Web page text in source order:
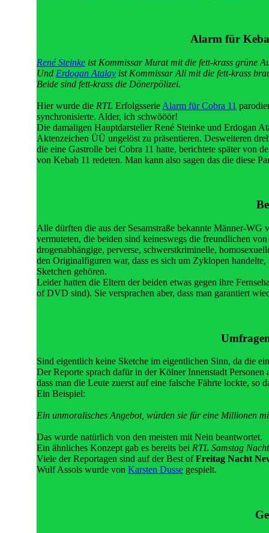
Alarm für
René Steinke ist Kommissar Murat mit die fett-krass grüne
Und Erdogan Atalay ist Kommissar Ali mit die fett-krass
Beide sind fett-krass die Dönerpölizei.
Hier wurde die RTL Erfolgsserie Alarm für Cobra 11
synchronisierte. Alder, ich schwööör!
Die damaligen Hauptdarsteller René Steinke und Erdogan
Aktenzeichen ÜÜ ungelöst zu präsentieren. Desweiteren
die eine Gastrolle bei Cobra 11 hatte, berichtete später von
von Kebab 11 redeten. Man kann also sagen das die diese
Alle dürften die aus der Sesamstraße bekannte Männer-
vermuteten, die beiden sind keineswegs die freundlichen
drogenabhängige, perverse, schwerstkriminelle,
den Originalfiguren war, dass es sich um Zyklopen
Sketchen gehören.
Leider hatten die Eltern der beiden etwas gegen ihre
of DVD sind). Sie versprachen aber, dass man garantiert
Sind eigentlich keine Sketche im eigentlichen Sinn, da die
Der Reporte sprach dafür in der Kölner Innenstadt
dass man die Leute zuerst auf eine falsche Fährte lockte, so
Ein Beispiel:
Ein unmoralisches Angebot, würden sie für eine Millionen
Das wurde natürlich von den meisten mit Nein beantwortet.
Ein ähnliches Konzept gab es bereits bei RTL Samstag Nacht
Viele der Reportagen sind auf der Best ofFreitag Nacht
Wulf Assols wurde von Karsten Dusse gespielt.